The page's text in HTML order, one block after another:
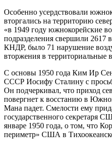
Особенно усердствовали
вторгались на территорию
«в 1949 году южнокорейские
подразделения свершили 2617
КНДР, было 71 нарушение
вторжения в территориальные
С основы 1950 года Ким Ир Сен
СССР Иосифу Сталину с
Он подчеркивал, что приход
повергнет к восстанию в
Мана падет. Смелости ему
государственного секретаря
январе 1950 года, о том, что
периметр» США в